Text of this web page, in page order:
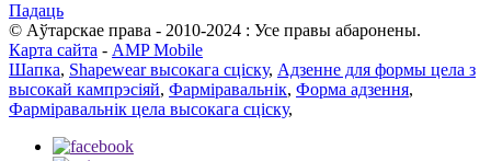
Падаць
© Аўтарскае права - 2010-2024 : Усе правы абаронены.
Карта сайта - AMP Mobile
Шапка, Shapewear высокага сціску, Адзенне для формы цела з
высокай кампрэсіяй, Фарміравальнік, Форма адзення,
Фарміравальнік цела высокага сціску,